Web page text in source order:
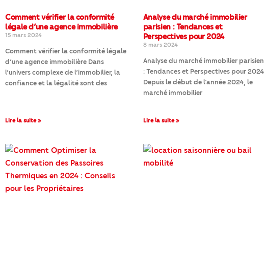
Comment vérifier la conformité
légale d’une agence immobilière
15 mars 2024
Comment vérifier la conformité légale
d’une agence immobilière Dans
l’univers complexe de l’immobilier, la
confiance et la légalité sont des
Lire la suite »
Analyse du marché immobilier
parisien : Tendances et
Perspectives pour 2024
8 mars 2024
Analyse du marché immobilier parisien
: Tendances et Perspectives pour 2024
Depuis le début de l’année 2024, le
marché immobilier
Lire la suite »